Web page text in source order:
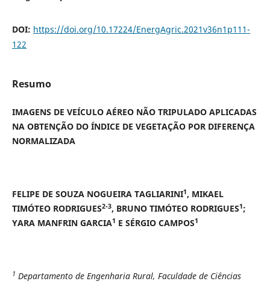
DOI: https://doi.org/10.17224/EnergAgric.2021v36n1p111-
122
Resumo
IMAGENS DE VEÍCULO AÉREO NÃO TRIPULADO APLICADAS
NA OBTENÇÃO DO ÍNDICE DE VEGETAÇÃO POR DIFERENÇA
NORMALIZADA
FELIPE DE SOUZA NOGUEIRA TAGLIARINI1, MIKAEL
TIMÓTEO RODRIGUES2-3, BRUNO TIMÓTEO RODRIGUES1;
YARA MANFRIN GARCIA1 E SÉRGIO CAMPOS1
1 Departamento de Engenharia Rural, Faculdade de Ciências